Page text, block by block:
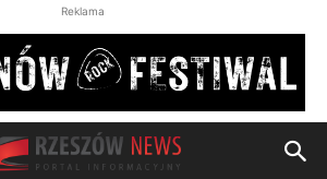
Reklama